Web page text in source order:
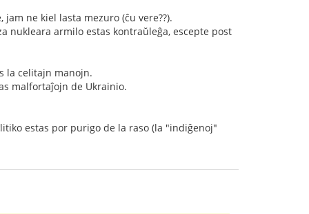
ne kiel lasta mezuro (ĉu vere??).
nukleara armilo estas kontraŭleĝa, escepte post
la celitajn manojn.
malfortaĵojn de Ukrainio.
estas por purigo de la raso (la "indiĝenoj"